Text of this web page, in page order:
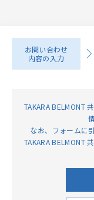
お問い合わせ
内容の入力
TAKARA BELMONT
なお、フォームに
TAKARA BELMONT